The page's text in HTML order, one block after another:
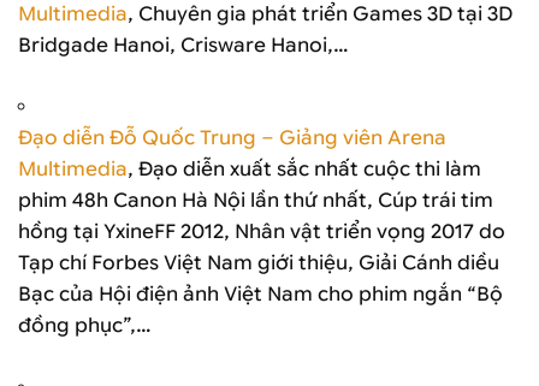
Multimedia, Chuyên gia phát triển Games 3D tại 3D
Bridgade Hanoi, Crisware Hanoi,…
Đạo diễn Đỗ Quốc Trung – Giảng viên Arena
Multimedia, Đạo diễn xuất sắc nhất cuộc thi làm
phim 48h Canon Hà Nội lần thứ nhất, Cúp trái tim
hồng tại YxineFF 2012, Nhân vật triển vọng 2017 do
Tạp chí Forbes Việt Nam giới thiệu, Giải Cánh diều
Bạc của Hội điện ảnh Việt Nam cho phim ngắn “Bộ
đồng phục”,…